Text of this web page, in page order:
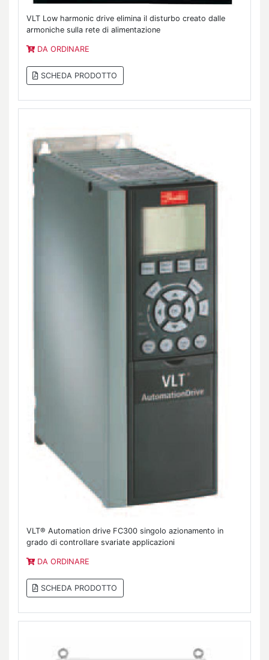
VLT Low harmonic drive elimina il disturbo creato dalle
armoniche sulla rete di alimentazione
DA ORDINARE
SCHEDA PRODOTTO
VLT® Automation drive FC300 singolo azionamento in
grado di controllare svariate applicazioni
DA ORDINARE
SCHEDA PRODOTTO